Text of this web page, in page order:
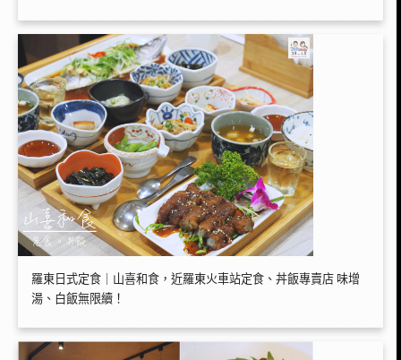
羅東日式定食｜山喜和食，近羅東火車站定食、丼飯專賣店 味增
湯、白飯無限續！